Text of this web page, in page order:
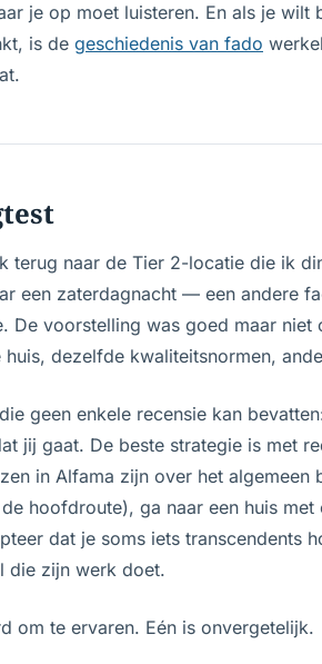
je op moet luisteren. En als je wilt
is de geschiedenis van fado
terug naar de Tier 2-locatie die ik
een zaterdagnacht — een andere
De voorstelling was goed maar niet
dezelfde kwaliteitsnormen,
geen enkele recensie kan
jij gaat. De beste strategie is met
in Alfama zijn over het algemeen
hoofdroute), ga naar een huis met
dat je soms iets transcendents
die zijn werk doet.
om te ervaren. Eén is onvergetelijk.